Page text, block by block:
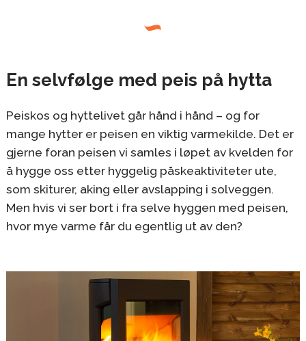
En selvfølge med peis på hytta
Peiskos og hyttelivet går hånd i hånd – og for
mange hytter er peisen en viktig varmekilde. Det er
gjerne foran peisen vi samles i løpet av kvelden for
å hygge oss etter hyggelig påskeaktiviteter ute,
som skiturer, aking eller avslapping i solveggen.
Men hvis vi ser bort i fra selve hyggen med peisen,
hvor mye varme får du egentlig ut av den?